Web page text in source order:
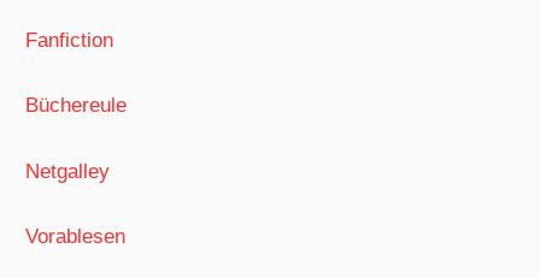
Fanfiction
Büchereule
Netgalley
Vorablesen